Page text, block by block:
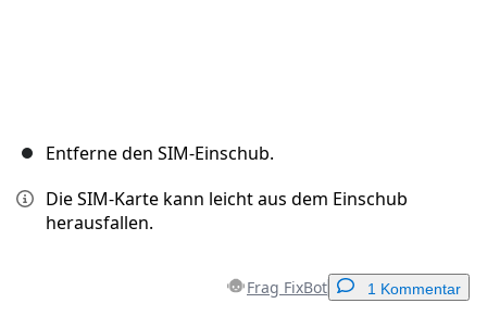
Entferne den SIM-Einschub.
Die SIM-Karte kann leicht aus dem Einschub
herausfallen.
Frag FixBot 1 Kommentar